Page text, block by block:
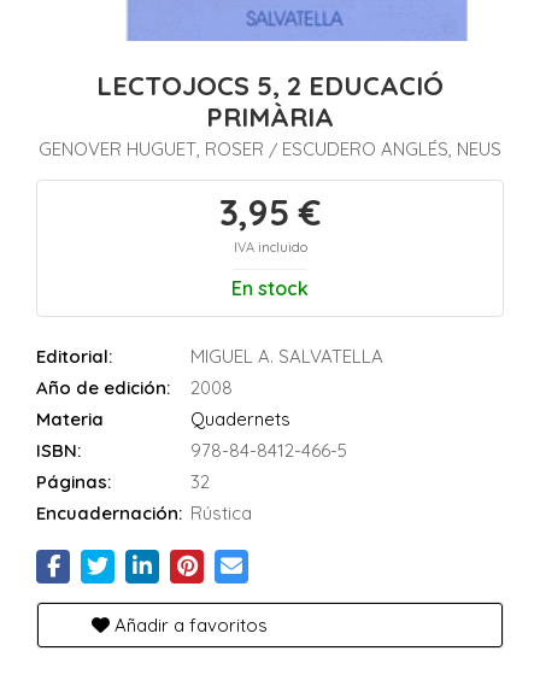
LECTOJOCS 5, 2 EDUCACIÓ
PRIMÀRIA
GENOVER HUGUET, ROSER / ESCUDERO ANGLÉS, NEUS
3,95 €
IVA incluido
En stock
Editorial:
MIGUEL A. SALVATELLA
Año de edición:
2008
Materia
Quadernets
ISBN:
978-84-8412-466-5
Páginas:
32
Encuadernación: Rústica
Añadir a favoritos